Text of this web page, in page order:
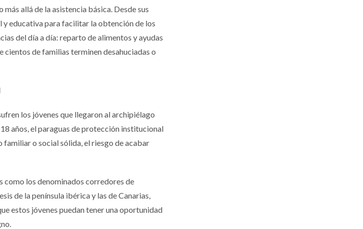
allá de la asistencia básica. Desde sus
educativa para facilitar la obtención de los
del día a día: reparto de alimentos y ayudas
cientos de familias terminen desahuciadas o
los jóvenes que llegaron al archipiélago
años, el paraguas de protección institucional
familiar o social sólida, el riesgo de acabar
como los denominados corredores de
de la península ibérica y las de Canarias,
estos jóvenes puedan tener una oportunidad